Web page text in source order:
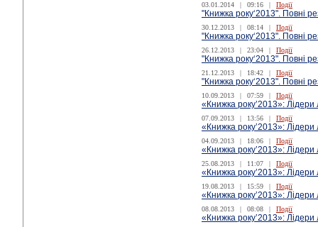
03.01.2014 | 09:16 | Події
"Книжка року‘2013". Повні
30.12.2013 | 08:14 | Події
"Книжка року‘2013". Повні
26.12.2013 | 23:04 | Події
"Книжка року‘2013". Повні
21.12.2013 | 18:42 | Події
"Книжка року‘2013". Повні
10.09.2013 | 07:59 | Події
«Книжка року’2013»: Лідери
07.09.2013 | 13:56 | Події
«Книжка року’2013»: Лідери
04.09.2013 | 18:06 | Події
«Книжка року’2013»:
25.08.2013 | 11:07 | Події
«Книжка року’2013»: Лідери
19.08.2013 | 15:59 | Події
«Книжка року’2013»:
08.08.2013 | 08:08 | Події
«Книжка року’2013»: